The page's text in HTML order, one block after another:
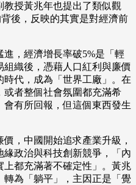
授黃兆年也提出了類似觀
後，反映的其實是對經濟前
，經濟增長率破5%是「輕
組織後，憑藉人口紅利與廉價
代，成為「世界工廠」。在
者整個社會氛圍都充滿希
有所回報，但這個東西發生
，中國開始追求產業升級，
政治與科技創新競爭，「內
都充滿著不確定性」。黃兆
為「躺平」，主因正是「覺